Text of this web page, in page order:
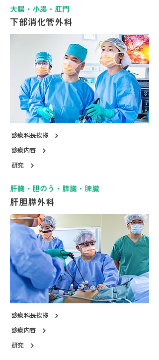
大腸・小腸・肛門
下部消化管外科
診療科長挨拶
診療内容
研究
肝臓・胆のう・膵臓・脾臓
肝胆膵外科
診療科長挨拶
診療内容
研究